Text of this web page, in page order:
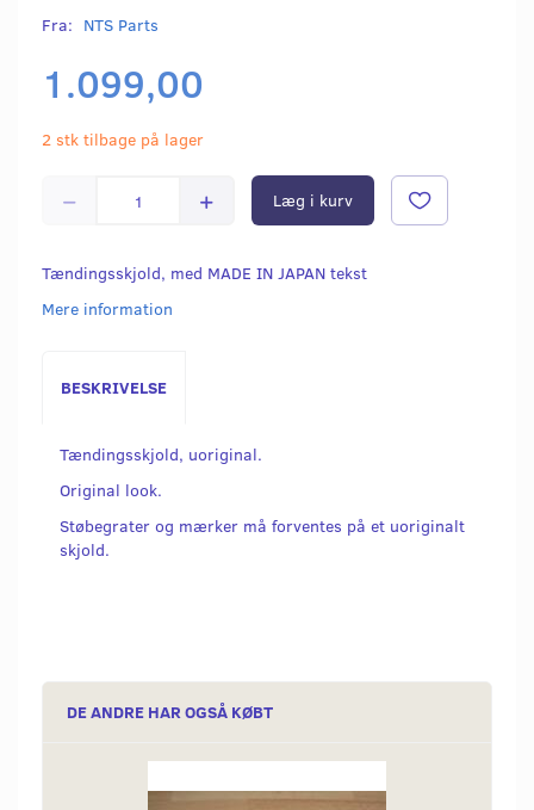
Fra: NTS Parts
1.099,00
2 stk tilbage på lager
Læg i kurv
Tændingsskjold, med MADE IN JAPAN tekst
Mere information
BESKRIVELSE
Tændingsskjold, uoriginal.
Original look.
Støbegrater og mærker må forventes på et uoriginalt
skjold.
DE ANDRE HAR OGSÅ KØBT